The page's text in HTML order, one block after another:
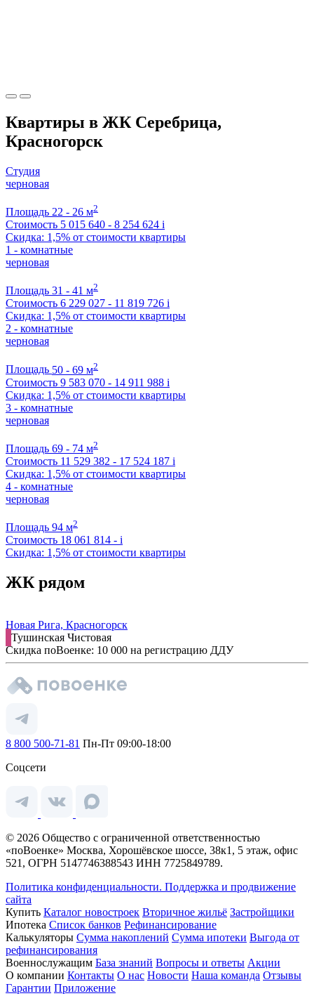
Квартиры в ЖК Серебрица,
Красногорск
Студия
черновая
Площадь 22 - 26 м2
Стоимость 5 015 640 - 8 254 624 i
Скидка: 1,5% от стоимости квартиры
1 - комнатные
черновая
Площадь 31 - 41 м2
Стоимость 6 229 027 - 11 819 726 i
Скидка: 1,5% от стоимости квартиры
2 - комнатные
черновая
Площадь 50 - 69 м2
Стоимость 9 583 070 - 14 911 988 i
Скидка: 1,5% от стоимости квартиры
3 - комнатные
черновая
Площадь 69 - 74 м2
Стоимость 11 529 382 - 17 524 187 i
Скидка: 1,5% от стоимости квартиры
4 - комнатные
черновая
Площадь 94 м2
Стоимость 18 061 814 - i
Скидка: 1,5% от стоимости квартиры
ЖК рядом
Новая Рига, Красногорск
Тушинская Чистовая
Скидка поВоенке: 10 000 на регистрацию ДДУ
8 800 500-71-81 Пн-Пт 09:00-18:00
Соцсети
© 2026 Общество с ограниченной ответственностью
«поВоенке» Москва, Хорошёвское шоссе, 38к1, 5 этаж, офис
521, ОГРН 5147746388543 ИНН 7725849789.
Политика конфиденциальности. Поддержка и продвижение
сайта
Купить Каталог новостроек Вторичное жильё Застройщики
Ипотека Список банков Рефинансирование
Калькуляторы Сумма накоплений Сумма ипотеки Выгода от
рефинансирования
Военнослужащим База знаний Вопросы и ответы Акции
О компании Контакты О нас Новости Наша команда Отзывы
Гарантии Приложение